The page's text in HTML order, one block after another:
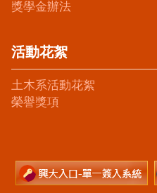
獎學金辦法
活動花絮
土木系活動花絮
榮譽獎項